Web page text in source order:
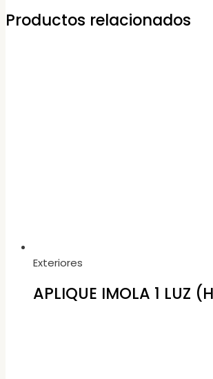
Productos relacionados
Exteriores
APLIQUE IMOLA 1 LUZ